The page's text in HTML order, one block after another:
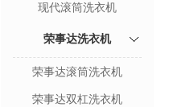
现代滚筒洗衣机
荣事达洗衣机
荣事达滚筒洗衣机
荣事达双杠洗衣机